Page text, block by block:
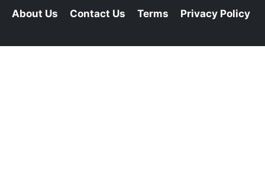
About Us Contact Us Terms Privacy Policy